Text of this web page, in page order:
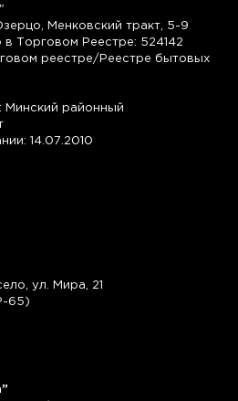
Менковский тракт, 5-9
Торговом Реестре: 524142
реестре/Реестре бытовых
Минский районный
14.07.2010
ул. Мира, 21
65)